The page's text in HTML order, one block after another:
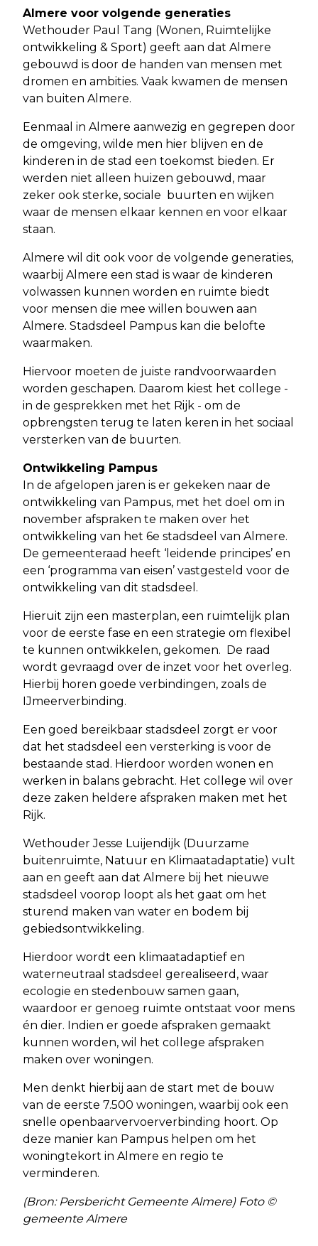
Almere voor volgende generaties
Wethouder Paul Tang (Wonen, Ruimtelijke
ontwikkeling & Sport) geeft aan dat Almere
gebouwd is door de handen van mensen met
dromen en ambities. Vaak kwamen de mensen
van buiten Almere.
Eenmaal in Almere aanwezig en gegrepen door
de omgeving, wilde men hier blijven en de
kinderen in de stad een toekomst bieden. Er
werden niet alleen huizen gebouwd, maar
zeker ook sterke, sociale buurten en wijken
waar de mensen elkaar kennen en voor elkaar
staan.
Almere wil dit ook voor de volgende generaties,
waarbij Almere een stad is waar de kinderen
volwassen kunnen worden en ruimte biedt
voor mensen die mee willen bouwen aan
Almere. Stadsdeel Pampus kan die belofte
waarmaken.
Hiervoor moeten de juiste randvoorwaarden
worden geschapen. Daarom kiest het college -
in de gesprekken met het Rijk - om de
opbrengsten terug te laten keren in het sociaal
versterken van de buurten.
Ontwikkeling Pampus
In de afgelopen jaren is er gekeken naar de
ontwikkeling van Pampus, met het doel om in
november afspraken te maken over het
ontwikkeling van het 6e stadsdeel van Almere.
De gemeenteraad heeft ‘leidende principes’ en
een ‘programma van eisen’ vastgesteld voor de
ontwikkeling van dit stadsdeel.
Hieruit zijn een masterplan, een ruimtelijk plan
voor de eerste fase en een strategie om flexibel
te kunnen ontwikkelen, gekomen. De raad
wordt gevraagd over de inzet voor het overleg.
Hierbij horen goede verbindingen, zoals de
IJmeerverbinding.
Een goed bereikbaar stadsdeel zorgt er voor
dat het stadsdeel een versterking is voor de
bestaande stad. Hierdoor worden wonen en
werken in balans gebracht. Het college wil over
deze zaken heldere afspraken maken met het
Rijk.
Wethouder Jesse Luijendijk (Duurzame
buitenruimte, Natuur en Klimaatadaptatie) vult
aan en geeft aan dat Almere bij het nieuwe
stadsdeel voorop loopt als het gaat om het
sturend maken van water en bodem bij
gebiedsontwikkeling.
Hierdoor wordt een klimaatadaptief en
waterneutraal stadsdeel gerealiseerd, waar
ecologie en stedenbouw samen gaan,
waardoor er genoeg ruimte ontstaat voor mens
én dier. Indien er goede afspraken gemaakt
kunnen worden, wil het college afspraken
maken over woningen.
Men denkt hierbij aan de start met de bouw
van de eerste 7.500 woningen, waarbij ook een
snelle openbaarvervoerverbinding hoort. Op
deze manier kan Pampus helpen om het
woningtekort in Almere en regio te
verminderen.
(Bron: Persbericht Gemeente Almere) Foto ©
gemeente Almere